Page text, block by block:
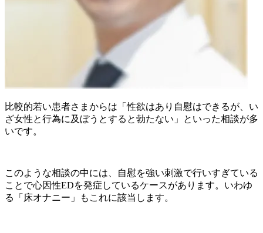
比較的若い患者さまからは「性欲はあり自慰はできるが、い
ざ女性と行為に及ぼうとすると勃たない」といった相談が多
いです。
このような相談の中には、自慰を強い刺激で行いすぎている
ことで心因性EDを発症しているケースがあります。いわゆ
る「床オナニー」もこれに該当します。